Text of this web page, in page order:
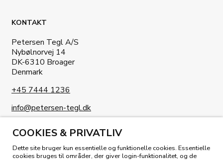
COOKIES & PRIVATLIV
Dette site bruger kun essentielle og funktionelle cookies. Essentielle
cookies bruges til områder, der giver login-funktionalitet, og de
KONTAKT
Petersen Tegl A/S
Nybølnorvej 14
DK-6310 Broager
Denmark
+45 7444 1236
info@petersen-tegl.dk